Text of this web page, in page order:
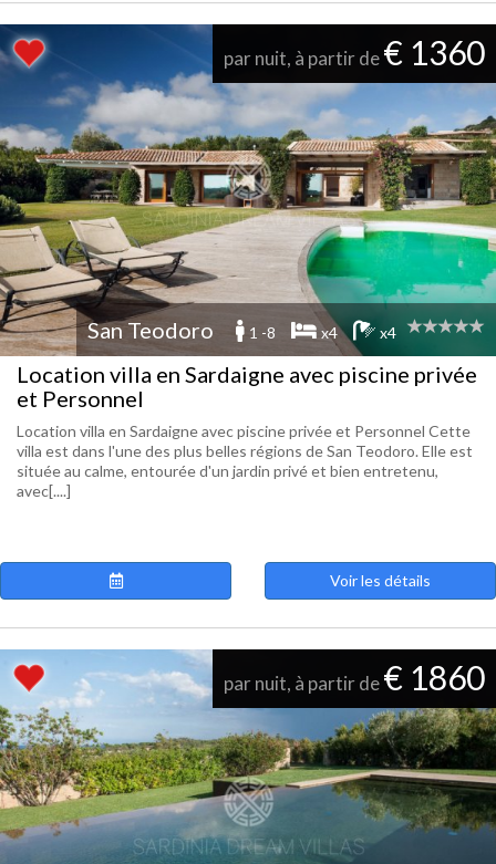
par nuit, à partir de€ 1360
San Teodoro 1 -8 x4 x4
Location villa en Sardaigne avec piscine privée
et Personnel
Location villa en Sardaigne avec piscine privée et Personnel Cette
villa est dans l'une des plus belles régions de San Teodoro. Elle est
située au calme, entourée d'un jardin privé et bien entretenu,
avec[....]
Voir les détails
par nuit, à partir de€ 1860